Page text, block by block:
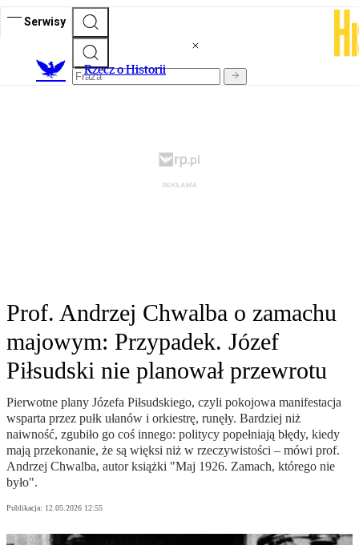
Serwisy
Rzecz o Historii
Prof. Andrzej Chwalba o zamachu
majowym: Przypadek. Józef
Piłsudski nie planował przewrotu
Pierwotne plany Józefa Piłsudskiego, czyli pokojowa manifestacja
wsparta przez pułk ułanów i orkiestrę, runęły. Bardziej niż
naiwność, zgubiło go coś innego: politycy popełniają błędy, kiedy
mają przekonanie, że są więksi niż w rzeczywistości – mówi prof.
Andrzej Chwalba, autor książki "Maj 1926. Zamach, którego nie
było".
Publikacja: 12.05.2026 12:55